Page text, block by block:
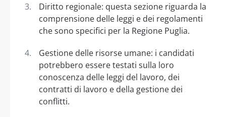
Diritto regionale: questa sezione riguarda la
comprensione delle leggi e dei regolamenti
che sono specifici per la Regione Puglia.
Gestione delle risorse umane: i candidati
potrebbero essere testati sulla loro
conoscenza delle leggi del lavoro, dei
contratti di lavoro e della gestione dei
conflitti.